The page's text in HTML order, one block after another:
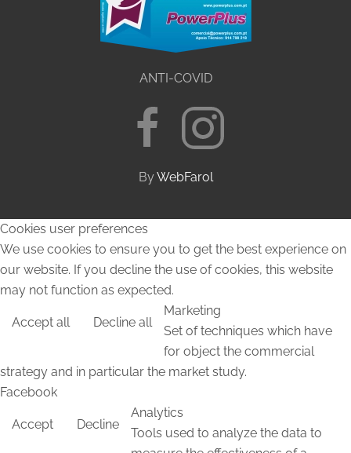
ANTI-COVID
ByWebFarol
Cookies user preferences
We use cookies to ensure you to get the best experience on
our website. If you decline the use of cookies, this website
may not function as expected.
Accept all Decline all
Marketing
Set of techniques which have
for object the commercial
strategy and in particular the market study.
Facebook
Accept Decline
Analytics
Tools used to analyze the data to